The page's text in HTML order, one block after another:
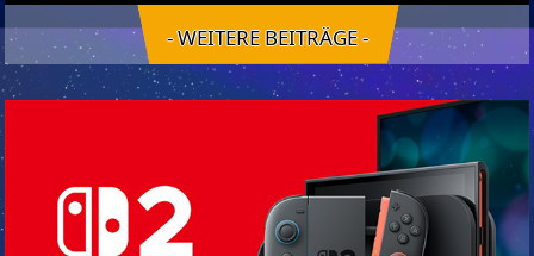
- WEITERE BEITRÄGE -